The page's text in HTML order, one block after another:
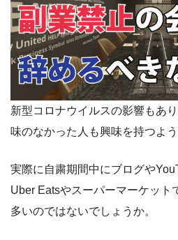
新型コロナウイルスの影響もあ
味のなかった人も興味を持つよう
実際に自粛期間中にブログや
Uber Eatsやスーパーマーケット
多いのではないでしょうか。